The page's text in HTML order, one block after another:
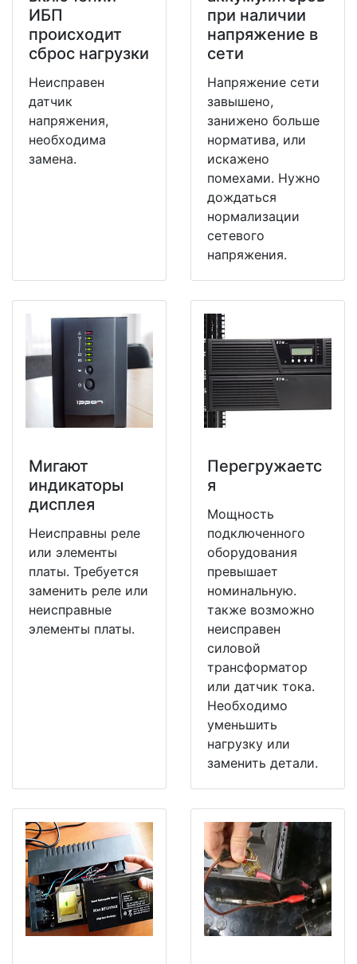
ИБП
происходит
сброс нагрузки
Неисправен
датчик
напряжения,
необходима
замена.
при наличии
напряжение в
сети
Напряжение сети
завышено,
занижено больше
норматива, или
искажено
помехами. Нужно
дождаться
нормализации
сетевого
напряжения.
Мигают
индикаторы
дисплея
Неисправны реле
или элементы
платы. Требуется
заменить реле или
неисправные
элементы платы.
Перегружаетс
я
Мощность
подключенного
оборудования
превышает
номинальную.
также возможно
неисправен
силовой
трансформатор
или датчик тока.
Необходимо
уменьшить
нагрузку или
заменить детали.